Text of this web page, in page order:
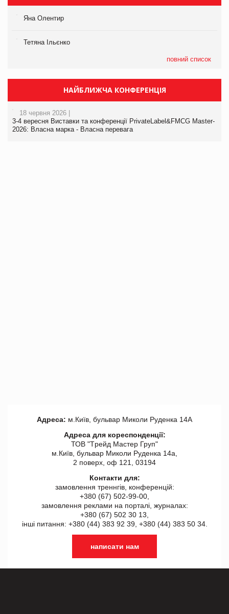
Яна Олентир
Тетяна Ільєнко
повний список
НАЙБЛИЖЧА КОНФЕРЕНЦІЯ
18 червня 2026 |
3-4 вересня Виставки та конференції PrivateLabel&FMCG Master-
2026: Власна марка - Власна перевага
Адреса: м.Київ, бульвар Миколи Руденка 14А
Адреса для кореспонденції:
ТОВ "Tрейд Мастер Груп"
м.Київ, бульвар Миколи Руденка 14а,
2 поверх, оф 121, 03194
Контакти для:
замовлення треннгів, конференцій:
+380 (67) 502-99-00,
замовлення реклами на порталі, журналах:
+380 (67) 502 30 13,
інші питання: +380 (44) 383 92 39, +380 (44) 383 50 34.
написати нам